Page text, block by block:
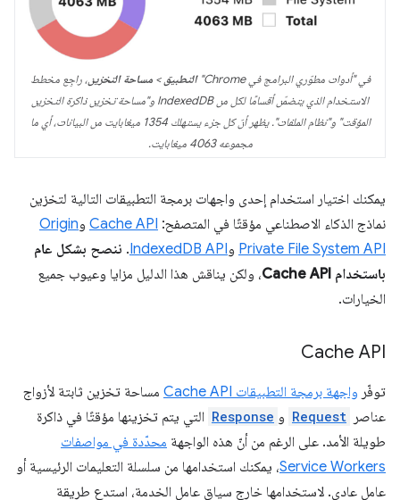
في "أدوات مطوّري البرامج في Chrome" التطبيق>مساحة التخزين، راجِع مخطط
الاستخدام الذي يتضمّن أقسامًا لكل من IndexedDB و"مساحة تخزين ذاكرة التخزين
المؤقت" و"نظام الملفات". يظهر أنّ كل جزء يستهلك 1354 ميغابايت من البيانات، أي ما
مجموعه 4063 ميغابايت.
يمكنك اختيار استخدام إحدى واجهات برمجة التطبيقات التالية لتخزين
نماذج الذكاء الاصطناعي مؤقتًا في المتصفح: Cache API وOrigin
Private File System API وIndexedDB API
. ننصح بشكل عام
باستخدام Cache API
، ولكن يناقش هذا الدليل مزايا وعيوب جميع
الخيارات.
Cache API
توفّر واجهة برمجة التطبيقات Cache API
مساحة تخزين ثابتة لأزواج
عناصر Request و Response التي يتم تخزينها مؤقتًا في ذاكرة
طويلة الأمد. على الرغم من أنّ هذه الواجهة محدّدة في مواصفات
Service Workers، يمكنك استخدامها من سلسلة التعليمات الرئيسية أو
عامل عادي. لاستخدامها خارج سياق عامل الخدمة، استدعِ طريقة